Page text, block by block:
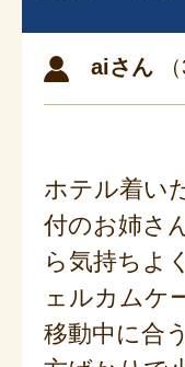
aiさん
ホテル着い
付のお姉さ
ら気持ちよ
ェルカムケ
移動中に合